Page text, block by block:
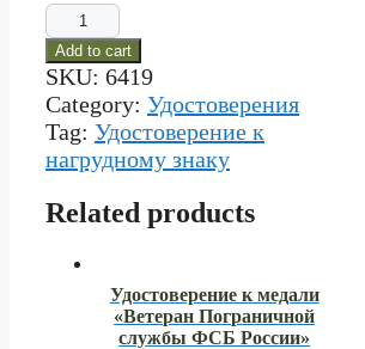
Удостоверение
к
нагрудному
знаку
"Лучший
сотрудник
спец.подразделений"
quantity
Add to cart
SKU: 6419
Category: Удостоверения
Tag: Удостоверение к
нагрудному знаку
Related products
Удостоверение к медали
«Ветеран Пограничной
службы ФСБ России»